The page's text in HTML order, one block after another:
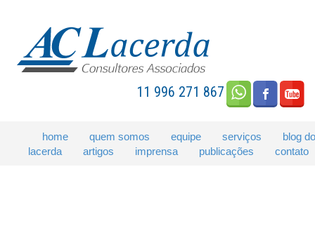
11 996 271 867
home quem somos equipe serviços
blog do
lacerda
artigos imprensa publicações contato